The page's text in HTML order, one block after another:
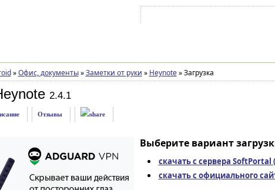
» Офис, документы » Заметки от руки » Heynote »Загрузка
2.4.1
Отзывы
Выберите вариант
скачать с сервера SoftPortal
скачать с официального